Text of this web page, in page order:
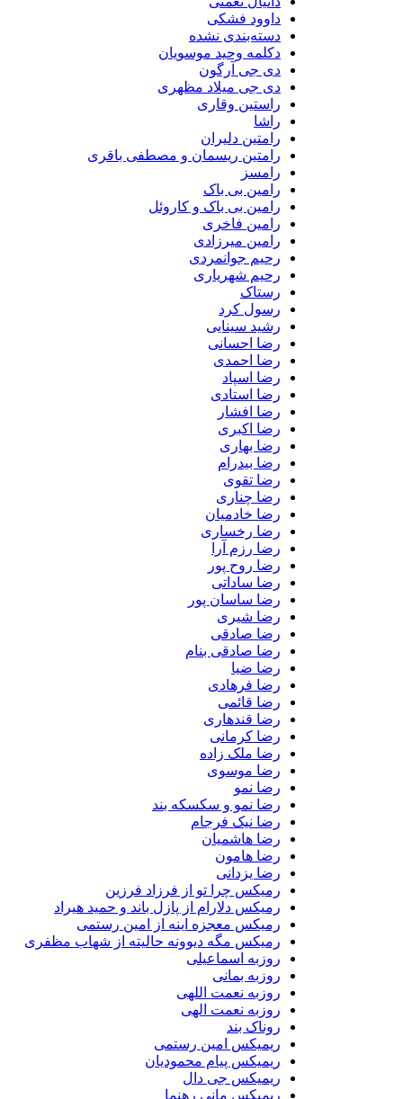
داوود فشکی
دسته‌بندی نشده
دکلمه وحید موسویان
دی جی آرگون
دی جی میلاد مظهری
راستین وقاری
رامتین دلیران
رامتین ریسمان و مصطفی باقری
رامین بی باک
رامین بی باک و کاروئل
رامین فاخری
رامین میرزادی
رحیم جوانمردی
رحیم شهریاری
رستاک
رسول کرد
رشید سینایی
رضا احسانی
رضا احمدی
رضا اسپاد
رضا استادی
رضا افشار
رضا اکبری
رضا بهاری
رضا بیدرام
رضا تقوی
رضا چناری
رضا خادمیان
رضا رخساری
رضا رزم آرا
رضا روح پور
رضا ساداتی
رضا ساسان پور
رضا شیری
رضا صادقی
رضا صادقی بنام
رضا ضیا
رضا فرهادی
رضا قائمی
رضا قندهاری
رضا کرمانی
رضا ملک زاده
رضا موسوی
رضا نمو
رضا نمو و سکسکه بند
رضا نیک فرجام
رضا هاشمیان
رضا هامون
رضا یزدانی
رمیکس چرا تو از فرزاد فرزین
رمیکس دلارام از پازل باند و حمید هیراد
رمیکس معجزه اینه از امین رستمی
رمیکس مگه دیوونه حالیته از شهاب مظفری
روزبه اسماعیلی
روزبه بمانی
روزبه نعمت اللهی
روزبه نعمت الهی
روناک بند
ریمیکس امین رستمی
ریمیکس پیام محمودیان
ریمیکس جی دال
ریمیکس مانی رهنما